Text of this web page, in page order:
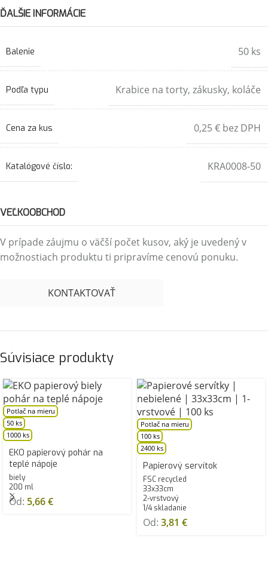
ĎALŠIE INFORMÁCIE
Balenie 50 ks
Podľa typu Krabice na torty, zákusky, koláče
Cena za kus 0,25 € bez DPH
Katalógové číslo: KRA0008-50
VEĽKOOBCHOD
V prípade záujmu o väčší počet kusov, aký je uvedený v
možnostiach produktu ti pripravíme cenovú ponuku.
KONTAKTOVAŤ
Súvisiace produkty
Potlač na mieru
50 ks
1000 ks
EKO papierový pohár na
teplé nápoje
biely
200 ml
Od: 5,66€
Potlač na mieru
100 ks
2400 ks
Papierový servítok
FSC recycled
33x33cm
2-vrstvový
1/4 skladanie
Od: 3,81 €